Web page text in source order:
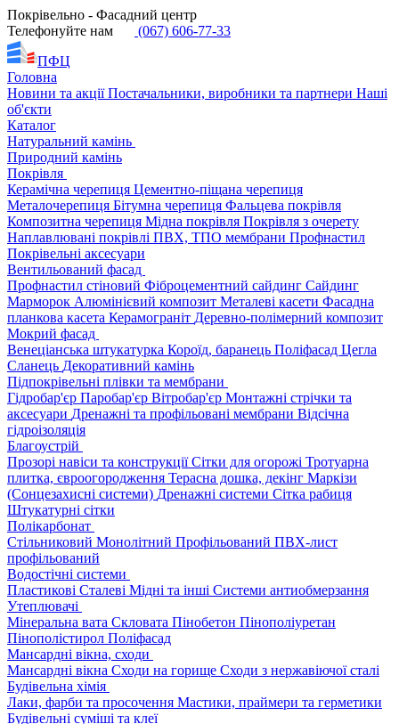
Покрівельно - Фасадний центр
Телефонуйте нам
(067) 606-77-33
ПФЦ
Головна
Новини та акціїПостачальники, виробники та партнери Наші
об'єкти
Каталог
Натуральний камінь
Природний камінь
Покрівля
Керамічна черепиця Цементно-піщана черепиця
Металочерепиця Бітумна черепиця Фальцева покрівля
Композитна черепиця Мідна покрівля Покрівля з очерету
Наплавлювані покрівлі ПВХ, ТПО мембрани Профнастил
Покрівельні аксесуари
Вентильований фасад
Профнастил стіновий Фіброцементний сайдинг Сайдинг
Марморок Алюмінієвий композит Металеві касети Фасадна
планкова касета Керамограніт Деревно-полімерний композит
Мокрий фасад
Венеціанська штукатурка Короїд, баранець Поліфасад Цегла
Сланець Декоративний камінь
Підпокрівельні плівки та мембрани
Гідробар'єр Паробар'єр Вітробар'єр Монтажні стрічки та
аксесуари Дренажні та профільовані мембрани Відсічна
гідроізоляція
Благоустрій
Прозорі навіси та конструкціїСітки для огорожі Тротуарна
плитка, євроогородження Терасна дошка, декінг Маркізи
(Сонцезахисні системи) Дренажні системи Сітка рабиця
Штукатурні сітки
Полікарбонат
Стільниковий Монолітний Профільований ПВХ-лист
профільований
Водостічні системи
Пластикові Сталеві Мідні та інші Системи антиобмерзання
Утеплювачі
Мінеральна вата Скловата Пінобетон Пінополіуретан
Пінополістирол Поліфасад
Мансардні вікна, сходи
Мансардні вікна Сходи на горище Сходи з нержавіючої сталі
Будівельна хімія
Лаки, фарби та просочення Мастики, праймери та герметики
Будівельні суміші та клеї